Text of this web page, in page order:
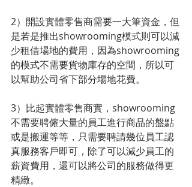
2）開設實體零售商需要一大筆資金，但
是若是推出showrooming模式則可以減
少租借場地的費用，因為showrooming
的模式不需要貨物庫存的空間，所以可
以幫助公司省下部分場地花費。
3）比起實體零售商實，showrooming
不需要聘僱大量的員工進行商品的盤點
或是搬運等等，只需要聘請幾位員工認
真服務客戶即可，除了可以減少員工的
薪資費用，還可以將公司的服務做得更
精緻。